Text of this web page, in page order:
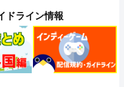
ドライン情報